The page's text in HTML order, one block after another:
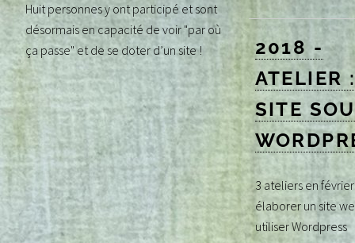
Huit personnes y ont participé et sont
désormais en capacité de voir "par où
ça passe" et de se doter d’un site !
2018 -
ATELIER
SITE
3 ateliers en
élaborer un site
utiliser Wordpress